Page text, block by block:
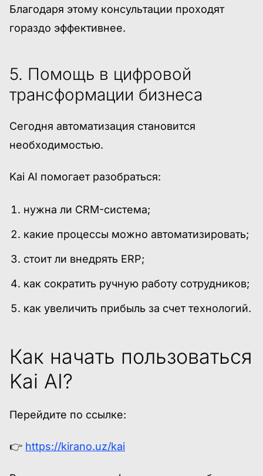
Благодаря этому консультации проходят
гораздо эффективнее.
5. Помощь в цифровой
трансформации бизнеса
Сегодня автоматизация становится
необходимостью.
Kai AI помогает разобраться:
нужна ли CRM-система;
какие процессы можно автоматизировать;
стоит ли внедрять ERP;
как сократить ручную работу сотрудников;
как увеличить прибыль за счет технологий.
Как начать пользоваться
Kai AI?
Перейдите по ссылке:
👉 https://kirano.uz/kai